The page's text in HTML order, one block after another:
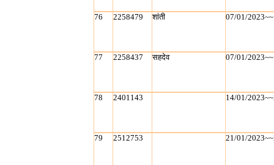
76 2258479 शांती 07/01/
77 2258437 सहदेव 07/01/
78 2401143 14/01/
79 2512753 21/01/